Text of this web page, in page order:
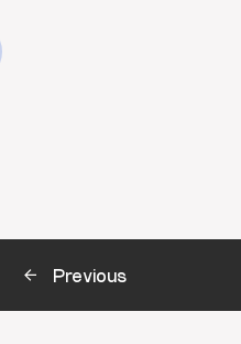
Previous